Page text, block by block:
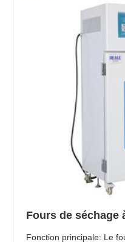
Fours de séchage
Fonction principale: Le